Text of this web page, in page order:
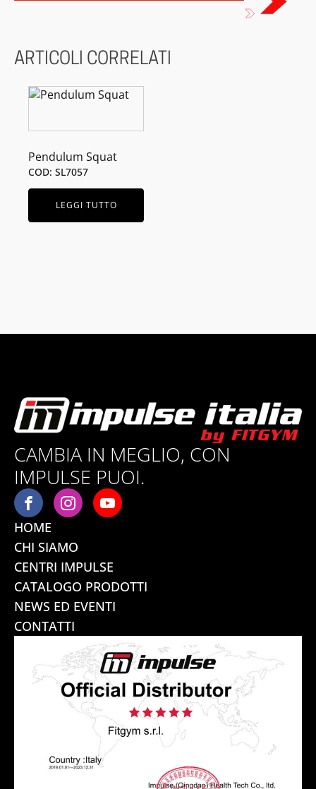
ARTICOLI CORRELATI
Pendulum Squat
COD: SL7057
LEGGI TUTTO
CAMBIA IN MEGLIO, CON
IMPULSE PUOI.
HOME
CHI SIAMO
CENTRI IMPULSE
CATALOGO PRODOTTI
NEWS ED EVENTI
CONTATTI